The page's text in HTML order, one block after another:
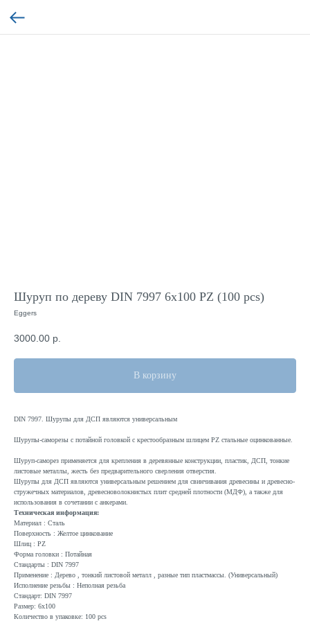
Шуруп по дереву DIN 7997 6x100 PZ (100 pcs)
Eggers
3000.00 р.
В корзину
DIN 7997. Шурупы для ДСП являются универсальным
Шурупы-саморезы с потайной головкой с крестообразным шлицем PZ стальные оцинкованные.
Шуруп-саморез применяется для крепления в деревянные конструкции, пластик, ДСП, тонкие
листовые металлы, жесть без предварительного сверления отверстия.
Шурупы для ДСП являются универсальным решением для свинчивания древесины и древесно-
стружечных материалов, древесноволокнистых плит средней плотности (МДФ), а также для
использования в сочетании с анкерами.
Техническая информация:
Материал : Сталь
Поверхность : Желтое цинкование
Шлиц : PZ
Форма головки : Потайная
Стандарты : DIN 7997
Применение : Дерево , тонкий листовой металл , разные тип пластмассы. (Универсальный)
Исполнение резьбы : Неполная резьба
Стандарт: DIN 7997
Размер: 6x100
Количество в упаковке: 100 pcs